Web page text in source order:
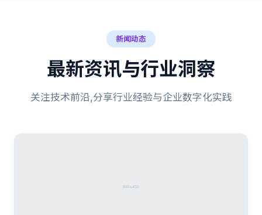
新闻动态
最新资讯与行业洞察
关注技术前沿,分享行业经验与企业数字化实践